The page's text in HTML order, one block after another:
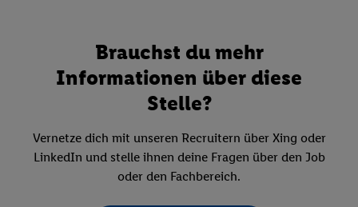
Brauchst du mehr
Informationen über diese
Stelle?
Vernetze dich mit unseren Recruitern über Xing oder
LinkedIn und stelle ihnen deine Fragen über den Job
oder den Fachbereich.